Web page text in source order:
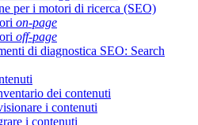
per i motori di ricerca (SEO)
on-page
off-page
di diagnostica SEO: Search
dei contenuti
i contenuti
i contenuti